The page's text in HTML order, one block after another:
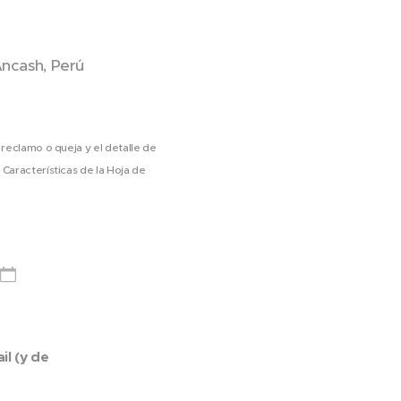
Perú
o queja y el detalle de
de la Hoja de
(y de